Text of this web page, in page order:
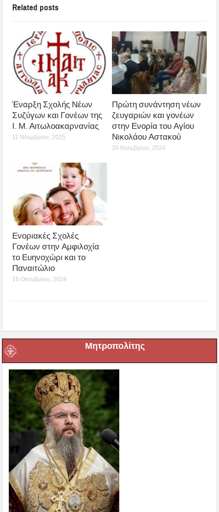
Related posts
Έναρξη Σχολής Νέων
Συζύγων και Γονέων της
Ι. Μ. Αιτωλοακαρνανίας
11 Νοεμβρίου, 2025
Πρώτη συνάντηση νέων
ζευγαριών και γονέων
στην Ενορία του Αγίου
Νικολάου Αστακού
20 Νοεμβρίου, 2024
Ενοριακές Σχολές
Γονέων στην Αμφιλοχία
το Ευηνοχώρι και το
Παναιτώλιο
16 Οκτωβρίου, 2024
Μητροπολίτης